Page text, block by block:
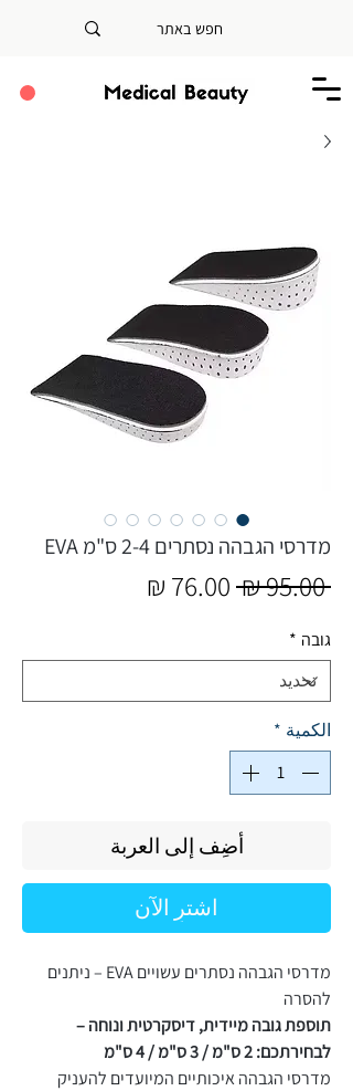
מדרסי הגבהה נסתרים 2-4 ס"מ EVA
‏95.00 ₪
سعر
גובה *
الكمية *
أضِف إلى العربة
اشترِ الآن
מדרסי הגבהה נסתרים עשויים EVA – ניתנים
להסרה
תוספת גובה מיידית, דיסקרטית ונוחה –
לבחירתכם: 2 ס"מ / 3 ס"מ / 4 ס"מ
מדרסי הגבהה איכותיים המיועדים להעניק